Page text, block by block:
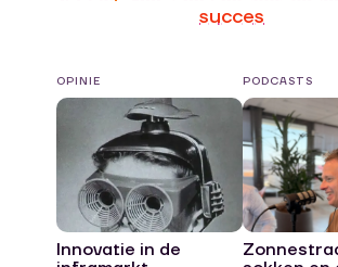
succes
OPINIE
Innovatie in de
PODCASTS